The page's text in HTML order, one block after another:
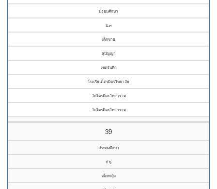
มัธยมศึกษา
ม.๓
เด็กชาย
สุปัญญา
เขตจันทึก
โรงเรียนไตรมิตรวิทยาลัย
วัดไตรมิตรวิทยาราม
วัดไตรมิตรวิทยาราม
39
ประถมศึกษา
ป.๖
เด็กหญิง